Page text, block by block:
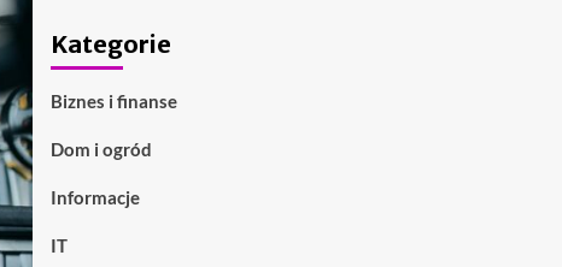
Kategorie
Biznes i finanse
Dom i ogród
Informacje
IT